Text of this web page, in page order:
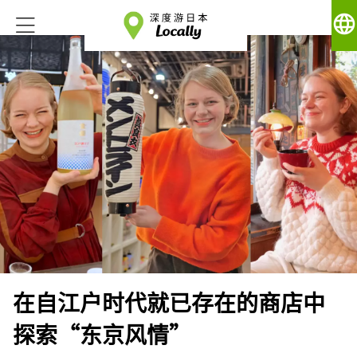
language
在自江户时代就已存在的商店中
探索“东京风情”